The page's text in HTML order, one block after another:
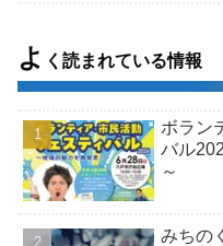
よ く読まれている情報
ボラン
バル
～
みちの